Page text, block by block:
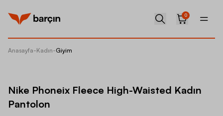
0
Anasayfa-Kadın-Giyim
Nike Phoneix Fleece High-Waisted Kadın
Pantolon